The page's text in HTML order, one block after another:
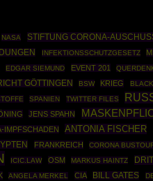
NASA STIFTUNG CORONA-
INFEKTIONSSCHUTZGESETZ
EDGAR SIEMUND EVENT 201
GÖTTINGEN BSW KRIEG
SPANIEN TWITTER FILES
JENS SPAHN
IMPFSCHADEN ANTONIA FISCHER
FRANKREICH CORONA
ICIC.LAW OSM MARKUS HAINTZ
ANGELA MERKEL CIA BILL GATES